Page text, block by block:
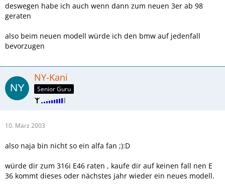
deswegen habe ich auch wenn dann zum neuen 3er ab 98
geraten
also beim neuen modell würde ich den bmw auf jedenfall
bevorzugen
NY-Kani
Senior Guru
10. März 2003
also naja bin nicht so ein alfa fan ;):D
würde dir zum 316i E46 raten , kaufe dir auf keinen fall nen E
36 kommt dieses oder nächstes jahr wieder ein neues modell.